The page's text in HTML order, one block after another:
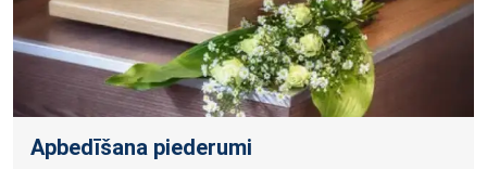
Apbedīšana piederumi